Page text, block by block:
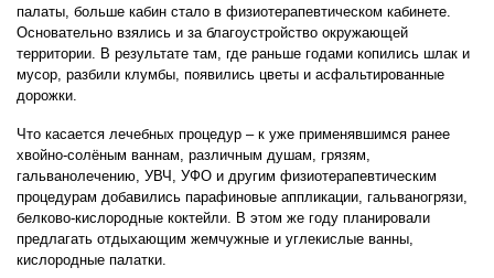
палаты, больше кабин стало в физиотерапевтическом кабинете.
Основательно взялись и за благоустройство окружающей
территории. В результате там, где раньше годами копились шлак и
мусор, разбили клумбы, появились цветы и асфальтированные
дорожки.
Что касается лечебных процедур – к уже применявшимся ранее
хвойно-солёным ваннам, различным душам, грязям,
гальванолечению, УВЧ, УФО и другим физиотерапевтическим
процедурам добавились парафиновые аппликации, гальваногрязи,
белково-кислородные коктейли. В этом же году планировали
предлагать отдыхающим жемчужные и углекислые ванны,
кислородные палатки.